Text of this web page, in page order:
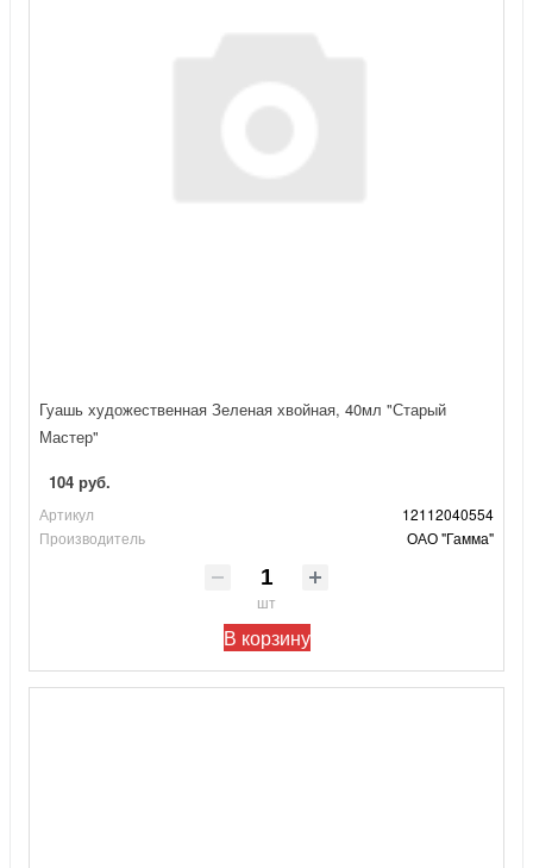
Гуашь художественная Зеленая хвойная, 40мл "Старый
Мастер"
104 руб.
Артикул
12112040554
Производитель
ОАО "Гамма"
шт
В корзину